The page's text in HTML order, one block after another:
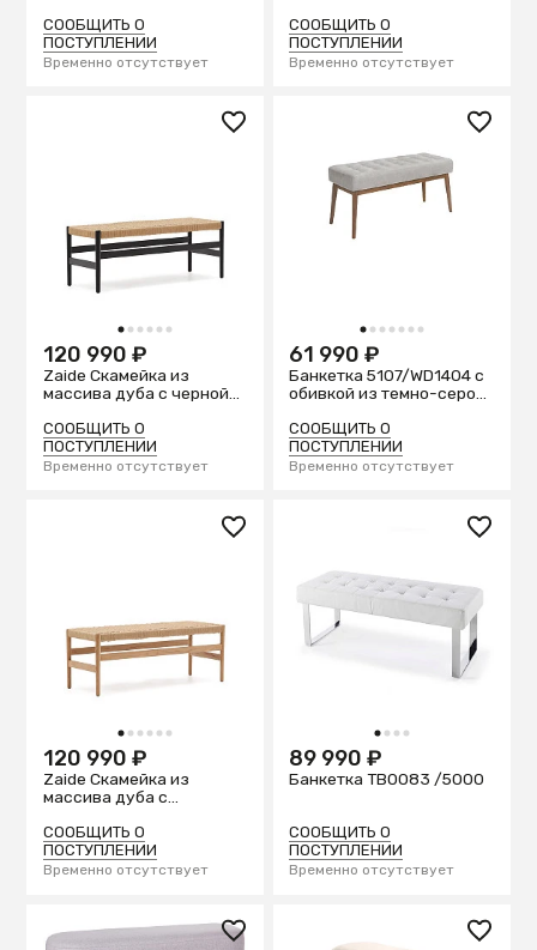
СООБЩИТЬ О
ПОСТУПЛЕНИИ
Временно отсутствует
СООБЩИТЬ О
ПОСТУПЛЕНИИ
Временно отсутствует
1 2 3 4 5 6
120 990 ₽
Zaide Скамейка из
массива дуба с черной
веревочного шнура, 120
см
СООБЩИТЬ О
ПОСТУПЛЕНИИ
Временно отсутствует
1 2 3 4 5 6 7
61 990 ₽
Банкетка 5107/WD1404 с
обивкой из темно-серой
СООБЩИТЬ О
ПОСТУПЛЕНИИ
Временно отсутствует
1 2 3 4 5 6
120 990 ₽
Zaide Скамейка из
массива дуба с
сиденьем из
веревочного шнура, 120
см
СООБЩИТЬ О
ПОСТУПЛЕНИИ
Временно отсутствует
1 2 3 4
89 990 ₽
Банкетка TB0083 /5000
СООБЩИТЬ О
ПОСТУПЛЕНИИ
Временно отсутствует